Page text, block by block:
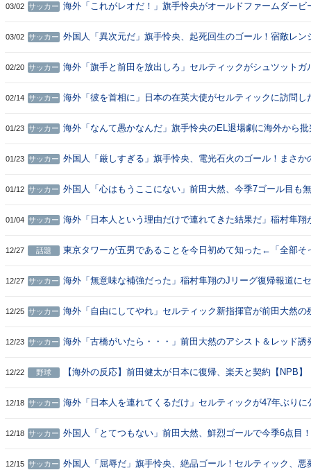
03/02 サッカー 海外「これがレオだ！」旗手怜央がオールドファームダービ
03/02 サッカー 外国人「異次元だ」旗手怜央、起死回生のゴール！宿敵レン
02/20 サッカー 海外「旗手と前田を放出しろ」セルティックがシュツットガ
02/14 サッカー 海外「彼を首相に」日本の在英大使がセルティックに訪問し
01/23 サッカー 海外「なんて愚かなんだ」旗手怜央のEL退場劇に海外から批
01/23 サッカー 外国人「厳しすぎる」旗手怜央、電光石火のゴール！まさか
称賛！【海外の反応】
01/12 サッカー 外国人「心はもうここにない」前田大然、今季7ゴール目も
01/04 サッカー 海外「日本人という理由だけで連れてきた結果だ」稲村隼翔
12/27 話題
東京タワーが五男であることを今日初めて知った←「全部そ
12/27 サッカー 海外「無意味な補強だった」稲村隼翔のJリーグ復帰報道に
12/25 サッカー 海外「自由にしてやれ」セルティック新指揮官が前田大然の
12/23 サッカー 海外「古橋がいたら・・・」前田大然のアシスト＆レッド誘
12/22 野球 【海外の反応】前田健太が日本に復帰、楽天と契約【NPB】
12/18 サッカー 海外「日本人を連れてくるだけ」セルティックが47年ぶりに
12/18 サッカー 外国人「とてつもない」前田大然、鮮烈ゴールで今季6点目
が続出！【海外の反応】
12/15 サッカー 外国人「屈辱だ」旗手怜央、絶品ゴール！セルティック、悪